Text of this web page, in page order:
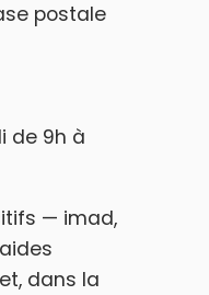
postale
de 9h à
— imad,
dans la